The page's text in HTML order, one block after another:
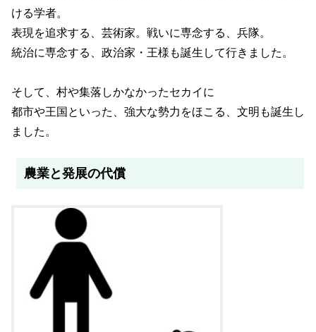
ける学者。
表現を追求する、芸術家。戦いに専念する、兵隊。
統治に専念する、政治家・王様も誕生して行きました。
そして、村や集落しかなかったセカイに
都市や王国といった、強大な勢力をほこる、文明も誕生し
ました。
農業と発展の代償